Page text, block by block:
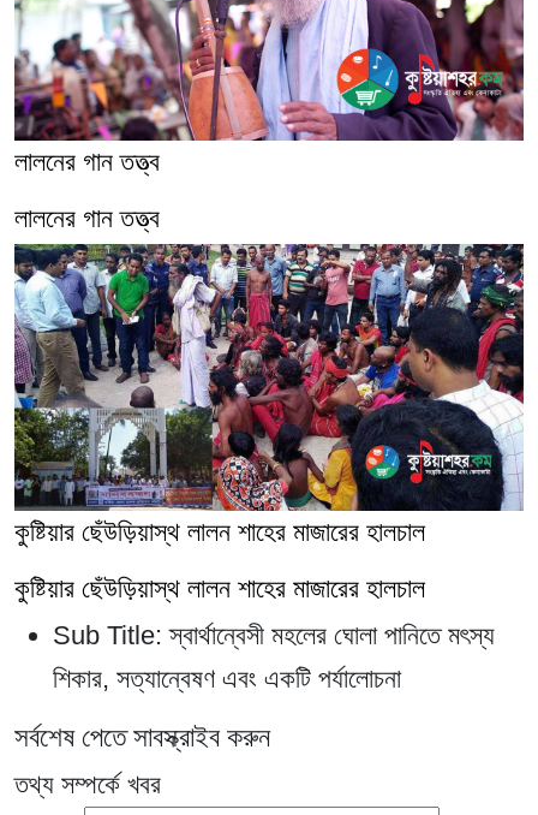
লালনের গান তত্ত্ব
লালনের গান তত্ত্ব
কুষ্টিয়ার ছেঁউড়িয়াস্থ লালন শাহের মাজারের হালচাল
কুষ্টিয়ার ছেঁউড়িয়াস্থ লালন শাহের মাজারের হালচাল
Sub Title:স্বার্থান্বেসী মহলের ঘোলা পানিতে মৎস্য
শিকার, সত্যান্বেষণ এবং একটি পর্যালোচনা
সর্বশেষ পেতে সাবস্ক্রাইব করুন
তথ্য সম্পর্কে খবর